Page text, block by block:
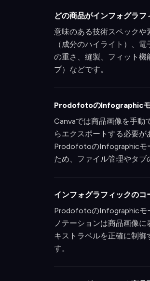
どの商品がインフォグラ
意味のある技術スペック
（成分のハイライト）、
の重さ、縫製、フィット機
プ）などです。
ProdofotoのInfographicモ
Canvaでは商品画像を手動
らエクスポートする必要
ProdofotoのInfographicモ
ため、ファイル管理やタブ
インフォグラフィックの
ProdofotoのInfographicモ
ノテーションは商品画像
キストラベルを正確に制
す。